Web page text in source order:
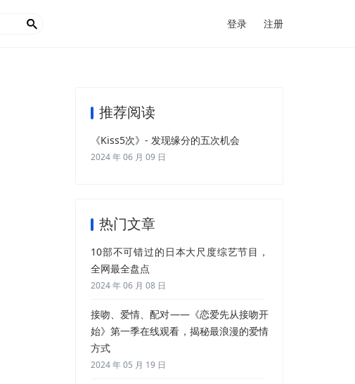
 登录 注册
推荐阅读
《Kiss5次》- 发现缘分的五次机会
2024 年 06 月 09 日
热门文章
10部不可错过的日本大尺度综艺节目，
全网最全盘点
2024 年 06 月 08 日
接吻、爱情、配对——《恋爱先从接吻开
始》第一季在线观看，揭秘最浪漫的爱情
方式
2024 年 05 月 19 日